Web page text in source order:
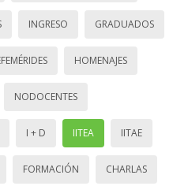
INGRESO GRADUADOS
HOMENAJES
NODOCENTES
I + D IITEA IITAE
FORMACIÓN CHARLAS